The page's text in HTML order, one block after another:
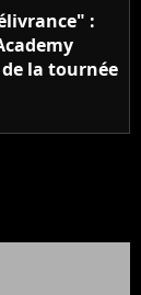
:
la tournée